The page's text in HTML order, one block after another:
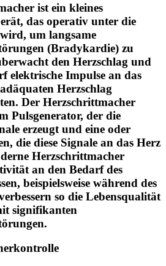
ist ein kleines
das operativ unter die
um langsame
(Bradykardie) zu
den Herzschlag und
elektrische Impulse an das
Herzschlag
Der Herzschrittmacher
Pulsgenerator, der die
erzeugt und eine oder
die diese Signale an das Herz
Herzschrittmacher
an den Bedarf des
beispielsweise während des
so die Lebensqualität
signifikanten